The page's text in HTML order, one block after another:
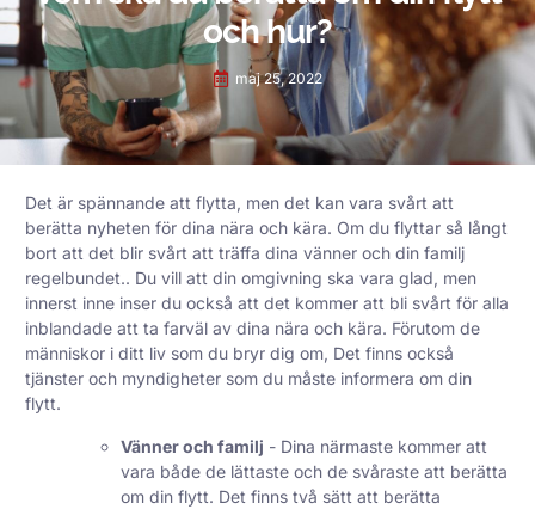
och hur?
maj 25, 2022
Det är spännande att flytta, men det kan vara svårt att
berätta nyheten för dina nära och kära. Om du flyttar så långt
bort att det blir svårt att träffa dina vänner och din familj
regelbundet.. Du vill att din omgivning ska vara glad, men
innerst inne inser du också att det kommer att bli svårt för alla
inblandade att ta farväl av dina nära och kära. Förutom de
människor i ditt liv som du bryr dig om, Det finns också
tjänster och myndigheter som du måste informera om din
flytt.
Vänner och familj - Dina närmaste kommer att
vara både de lättaste och de svåraste att berätta
om din flytt. Det finns två sätt att berätta